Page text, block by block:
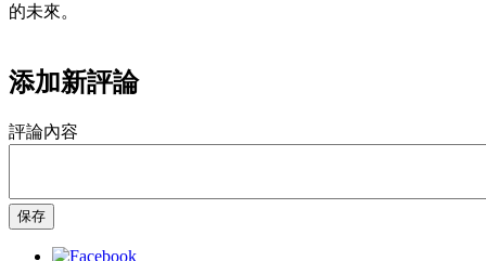
的未來。
添加新評論
評論內容
保存